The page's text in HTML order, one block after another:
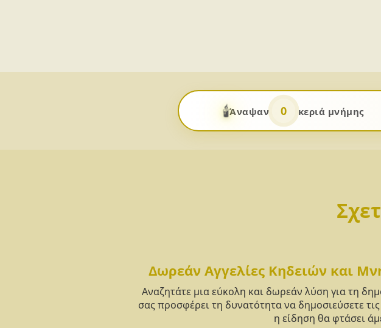
🕯️Άναψαν 0 κεριά μνήμης
Δωρεάν Αγγελίες Κηδειών και
Αναζητάτε μια εύκολη και δωρεάν λύση για τη
σας προσφέρει τη δυνατότητα να δημοσιεύσετε
η είδηση θα φτάσει